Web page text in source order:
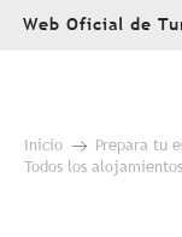
AllerWeb Oficial de
Inicio Prepara tu
Todos los alojamientos